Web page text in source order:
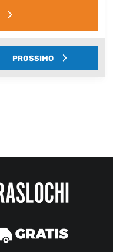
PROSSIMO